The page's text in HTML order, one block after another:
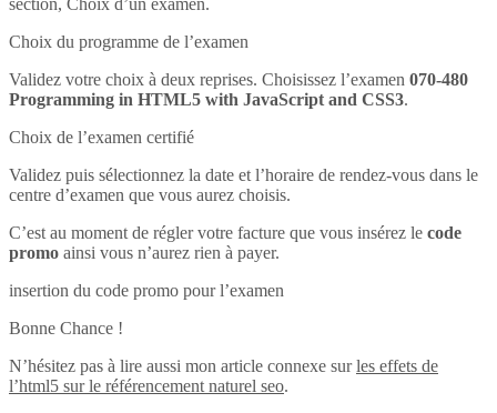
section, Choix d’un examen.
Choix du programme de l’examen
Validez votre choix à deux reprises. Choisissez l’examen 070-480
Programming in HTML5 with JavaScript and CSS3.
Choix de l’examen certifié
Validez puis sélectionnez la date et l’horaire de rendez-vous dans le
centre d’examen que vous aurez choisis.
C’est au moment de régler votre facture que vous insérez le code
promo ainsi vous n’aurez rien à payer.
insertion du code promo pour l’examen
Bonne Chance !
N’hésitez pas à lire aussi mon article connexe surles effets de
l’html5 sur le référencement naturel seo.